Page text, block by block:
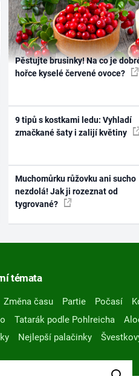
Pěstujte brusinky! Na co je
hořce kyselé červené ovoce?
9 tipů s kostkami ledu: Vyhladí
zmačkané šaty i zalijí květiny
Muchomůrku růžovku ani sucho
nezdolá! Jak ji rozeznat od
tygrované?
témata
Změna času Partie Počasí
Tatarák podle Pohlreicha
Nejlepší palačinky